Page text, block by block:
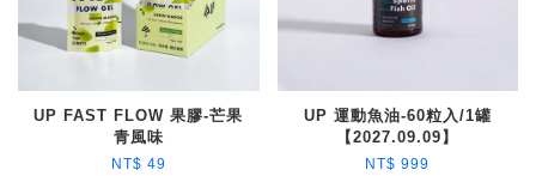
UP FAST FLOW 果膠-芒果
青風味
NT$ 49
UP 運動魚油-60粒入/1罐
【2027.09.09】
NT$ 999